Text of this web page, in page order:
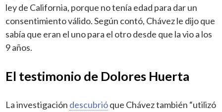
ley de California, porque no tenía edad para dar un
consentimiento válido. Según contó, Chávez le dijo que
sabía que eran el uno para el otro desde que la vio a los
9 años.
El testimonio de Dolores Huerta
La investigación descubrióque Chávez también “utilizó